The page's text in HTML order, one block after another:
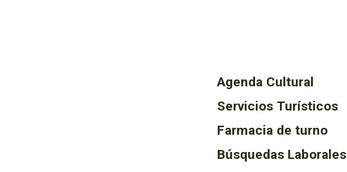
Agenda Cultural
Servicios Turísticos
Farmacia de turno
Búsquedas Laborales